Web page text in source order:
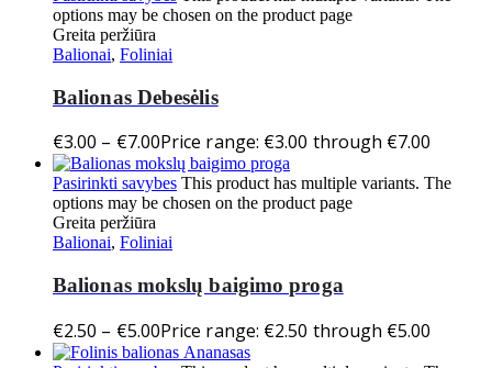
options may be chosen on the product page
Greita peržiūra
Balionai, Foliniai
Balionas Debesėlis
€3.00 – €7.00Price range: €3.00 through €7.00
Pasirinkti savybes This product has multiple variants. The
options may be chosen on the product page
Greita peržiūra
Balionai, Foliniai
Balionas mokslų baigimo proga
€2.50 – €5.00Price range: €2.50 through €5.00